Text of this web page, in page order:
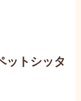
ットシッタ